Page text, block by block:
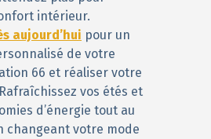
intérieur.
aujourd’hui pour un
de votre
66 et réaliser votre
vos étés et
d’énergie tout au
changeant votre mode